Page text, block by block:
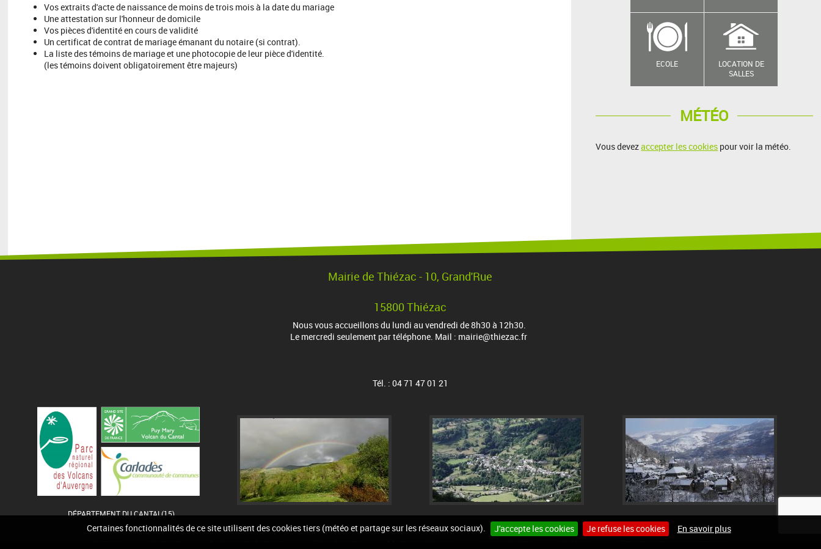
Certaines fonctionnalités de ce site utilisent des cookies tiers (météo et partage sur les réseaux sociaux). J'accepte les cookies Je refuse les cookies En savoir plus
Vos extraits d'acte de naissance de moins de trois mois à la date du mariage
Une attestation sur l'honneur de domicile
Vos pièces d'identité en cours de validité
Un certificat de contrat de mariage émanant du notaire (si contrat).
La liste des témoins de mariage et une photocopie de leur pièce d'identité.
(les témoins doivent obligatoirement être majeurs)
ECOLE
LOCATION DE
SALLES
MÉTÉO
Vous devezaccepter les cookies pour voir la météo.
Mairie de Thiézac - 10, Grand'Rue
15800 Thiézac
Nous vous accueillons du lundi au vendredi de 8h30 à 12h30.
Le mercredi seulement par téléphone. Mail : mairie@thiezac.fr
Tél. : 04 71 47 01 21
DÉPARTEMENT DU CANTAL(15)